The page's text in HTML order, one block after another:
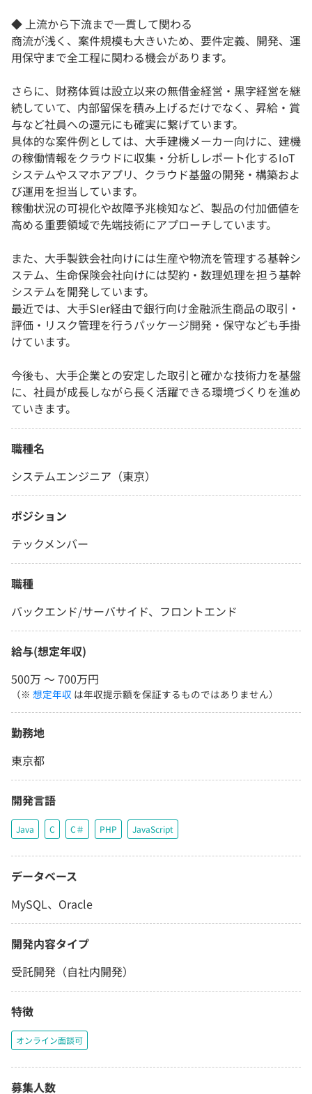
◆ 上流から下流まで一貫して関わる
商流が浅く、案件規模も大きいため、要件定義、開発、運
用保守まで全工程に関わる機会があります。
さらに、財務体質は設立以来の無借金経営・黒字経営を継
続していて、内部留保を積み上げるだけでなく、昇給・賞
与など社員への還元にも確実に繋げています。
具体的な案件例としては、大手建機メーカー向けに、建機
の稼働情報をクラウドに収集・分析しレポート化するIoT
システムやスマホアプリ、クラウド基盤の開発・構築およ
び運用を担当しています。
稼働状況の可視化や故障予兆検知など、製品の付加価値を
高める重要領域で先端技術にアプローチしています。
また、大手製鉄会社向けには生産や物流を管理する基幹シ
ステム、生命保険会社向けには契約・数理処理を担う基幹
システムを開発しています。
最近では、大手SIer経由で銀行向け金融派生商品の取引・
評価・リスク管理を行うパッケージ開発・保守なども手掛
けています。
今後も、大手企業との安定した取引と確かな技術力を基盤
に、社員が成長しながら長く活躍できる環境づくりを進め
ていきます。
職種名
システムエンジニア（東京）
ポジション
テックメンバー
職種
バックエンド/サーバサイド、フロントエンド
給与(想定年収)
500万 〜 700万円
（※ 想定年収 は年収提示額を保証するものではありません）
勤務地
東京都
開発言語
Java C C＃ PHP JavaScript
データベース
MySQL、Oracle
開発内容タイプ
受託開発（自社内開発）
特徴
オンライン面談可
募集人数